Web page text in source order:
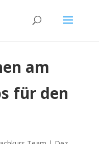
am
für den